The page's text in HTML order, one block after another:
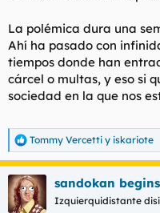
La polémica dura una
Ahí ha pasado con
tiempos donde han
cárcel o multas, y eso si
sociedad en la que nos
R
e
c
c
i
Tommy Vercetti y iskariote
sandokan begins
Izquierquidistante